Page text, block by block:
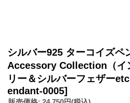
シルバー925 ターコイズペ
Accessory Collection（イ
リー＆シルバーフェザー
endant-0005]